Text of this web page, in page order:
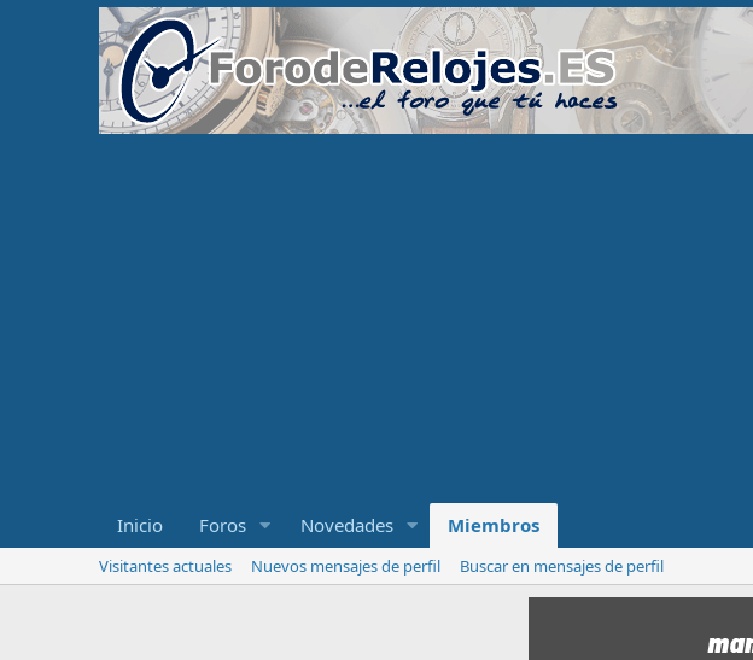
Inicio Foros Novedades Miembros
Visitantes actuales Nuevos mensajes de perfil Buscar en mensajes de perfil